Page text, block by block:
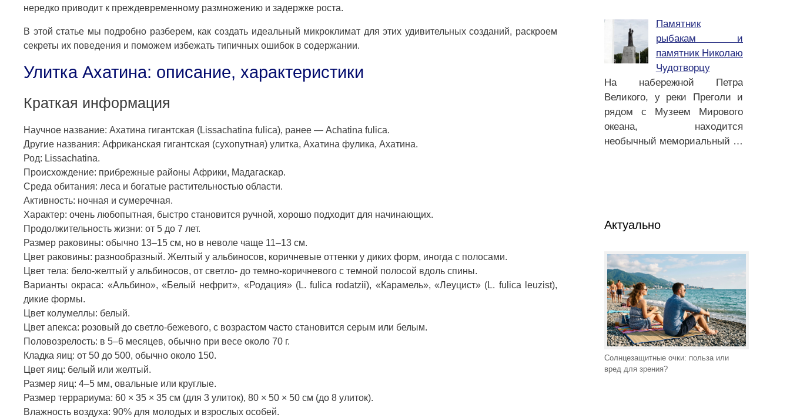
нередко приводит к преждевременному размножению и задержке роста.
В этой статье мы подробно разберем, как создать идеальный микроклимат для этих удивительных созданий, раскроем
секреты их поведения и поможем избежать типичных ошибок в содержании.
Улитка Ахатина: описание, характеристики
Краткая информация
Научное название: Ахатина гигантская (Lissachatina fulica), ранее — Achatina fulica.
Другие названия: Африканская гигантская (сухопутная) улитка, Ахатина фулика, Ахатина.
Род: Lissachatina.
Происхождение: прибрежные районы Африки, Мадагаскар.
Среда обитания: леса и богатые растительностью области.
Активность: ночная и сумеречная.
Характер: очень любопытная, быстро становится ручной, хорошо подходит для начинающих.
Продолжительность жизни: от 5 до 7 лет.
Размер раковины: обычно 13–15 см, но в неволе чаще 11–13 см.
Цвет раковины: разнообразный. Желтый у альбиносов, коричневые оттенки у диких форм, иногда с полосами.
Цвет тела: бело-желтый у альбиносов, от светло- до темно-коричневого с темной полосой вдоль спины.
Варианты окраса: «Альбино», «Белый нефрит», «Родация» (L. fulica rodatzii), «Карамель», «Леуцист» (L. fulica leuzist),
дикие формы.
Цвет колумеллы: белый.
Цвет апекса: розовый до светло-бежевого, с возрастом часто становится серым или белым.
Половозрелость: в 5–6 месяцев, обычно при весе около 70 г.
Кладка яиц: от 50 до 500, обычно около 150.
Цвет яиц: белый или желтый.
Размер яиц: 4–5 мм, овальные или круглые.
Размер террариума: 60 × 35 × 35 см (для 3 улиток), 80 × 50 × 50 см (до 8 улиток).
Влажность воздуха: 90% для молодых и взрослых особей.
Памятник
рыбакам и
памятник Николаю
Чудотворцу
На набережной Петра
Великого, у реки Преголи и
рядом с Музеем Мирового
океана, находится
необычный мемориальный …
Актуально
Солнцезащитные очки: польза или
вред для зрения?